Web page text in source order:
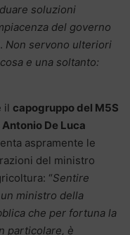
soluzioni
del governo
. Non servono ulteriori
e una soltanto:
il capogruppo del M5S
Antonio De Luca
aspramente le
del ministro
“Sentire
ministro della
che per fortuna la
particolare, è